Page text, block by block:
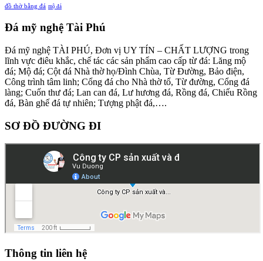
đồ thờ bằng đá mộ đá
Đá mỹ nghệ Tài Phú
Đá mỹ nghệ TÀI PHÚ, Đơn vị UY TÍN – CHẤT LƯỢNG trong
lĩnh vực điêu khắc, chế tác các sản phẩm cao cấp từ đá: Lăng mộ
đá; Mộ đá; Cột đá Nhà thờ họ/Đình Chùa, Từ Đường, Bảo điện,
Công trình tâm linh; Cổng đá cho Nhà thờ tổ, Từ đường, Cổng đá
làng; Cuốn thư đá; Lan can đá, Lư hương đá, Rồng đá, Chiếu Rồng
đá, Bàn ghế đá tự nhiên; Tượng phật đá,….
SƠ ĐỒ ĐƯỜNG ĐI
Thông tin liên hệ